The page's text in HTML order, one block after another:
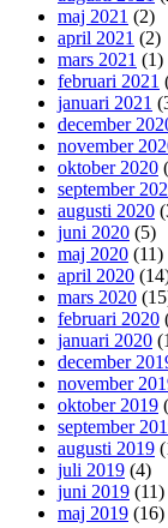
maj 2021 (2)
april 2021 (2)
mars 2021 (1)
februari 2021
januari 2021
december
november
oktober 2020
september
augusti 2020
juni 2020 (5)
maj 2020 (11)
april 2020
mars 2020
februari 2020
januari 2020
december
november
oktober 2019
september
augusti 2019
juli 2019 (4)
juni 2019 (11)
maj 2019 (16)